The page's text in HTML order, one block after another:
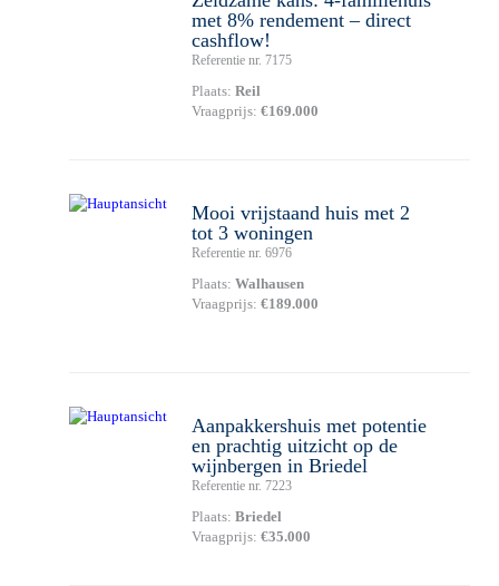
met 8% rendement – direct
cashflow!
Referentie nr. 7175
Plaats: Reil
Vraagprijs: €169.000
Mooi vrijstaand huis met 2
tot 3 woningen
Referentie nr. 6976
Plaats: Walhausen
Vraagprijs: €189.000
Aanpakkershuis met potentie
en prachtig uitzicht op de
wijnbergen in Briedel
Referentie nr. 7223
Plaats: Briedel
Vraagprijs: €35.000